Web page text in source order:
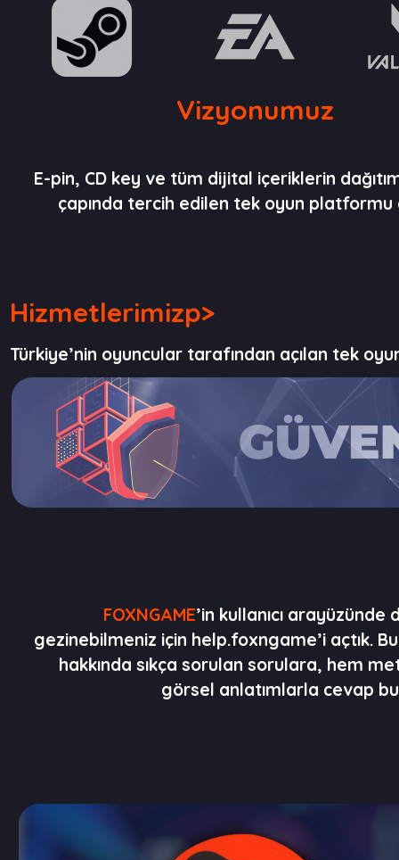
Vizyonumuz
E-pin, CD key ve tüm dijital içeriklerin
çapında tercih edilen tek oyun platformu
Hizmetlerimizp>
Türkiye’nin oyuncular tarafından açılan tek
FOXNGAME’in kullanıcı
gezinebilmeniz için help.foxngame’i açtık.
hakkında sıkça sorulan sorulara, hem
görsel anlatımlarla cevap